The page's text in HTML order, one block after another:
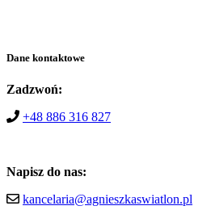
Dane kontaktowe
Zadzwoń:
+48 886 316 827
Napisz do nas:
kancelaria@agnieszkaswiatlon.pl